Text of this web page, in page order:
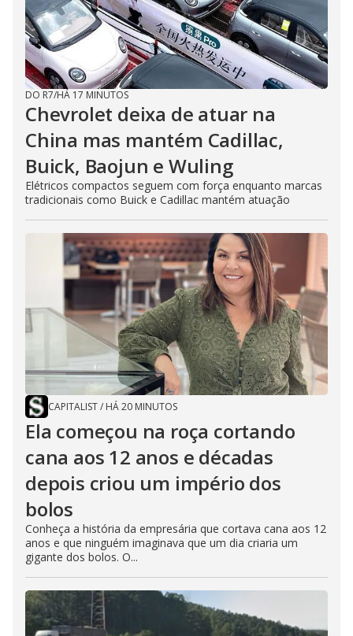
DO R7/HÁ 17 MINUTOS
Chevrolet deixa de atuar na
China mas mantém Cadillac,
Buick, Baojun e Wuling
Elétricos compactos seguem com força enquanto marcas
tradicionais como Buick e Cadillac mantém atuação
CAPITALIST/ HÁ 20 MINUTOS
Ela começou na roça cortando
cana aos 12 anos e décadas
depois criou um império dos
bolos
Conheça a história da empresária que cortava cana aos 12
anos e que ninguém imaginava que um dia criaria um
gigante dos bolos. O...